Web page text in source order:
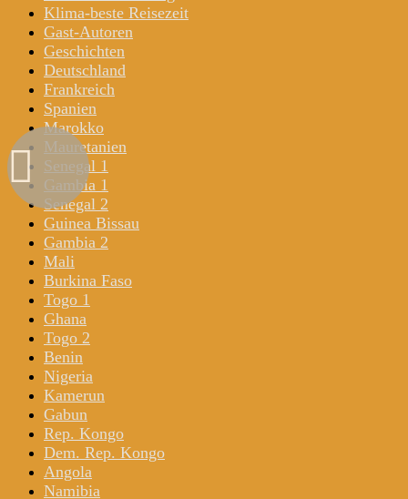
Klima-beste Reisezeit
Gast-Autoren
Geschichten
Deutschland
Frankreich
Spanien
Marokko
Mauretanien
Senegal 1
Gambia 1
Senegal 2
Guinea Bissau
Gambia 2
Mali
Burkina Faso
Togo 1
Ghana
Togo 2
Benin
Nigeria
Kamerun
Gabun
Rep. Kongo
Dem. Rep. Kongo
Angola
Namibia